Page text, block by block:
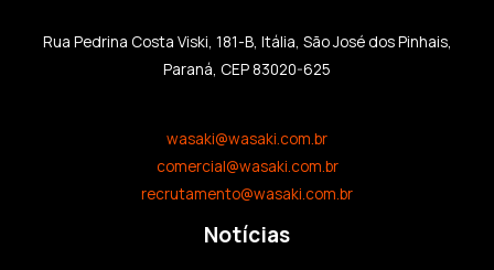
Rua Pedrina Costa Viski, 181-B, Itália, São José dos Pinhais,
Paraná, CEP 83020-625
wasaki@wasaki.com.br
comercial@wasaki.com.br
recrutamento@wasaki.com.br
Notícias